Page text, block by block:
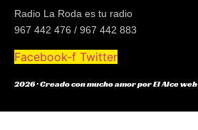
Radio La Roda es tu radio
967 442 476 / 967 442 883
Facebook-f Twitter
2026 · Creado con mucho amor por El Alce web